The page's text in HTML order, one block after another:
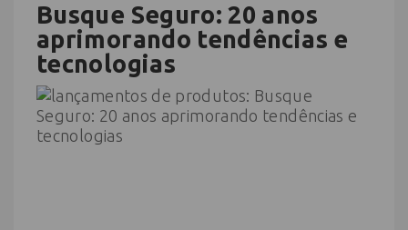
Busque Seguro: 20 anos
aprimorando tendências e
tecnologias